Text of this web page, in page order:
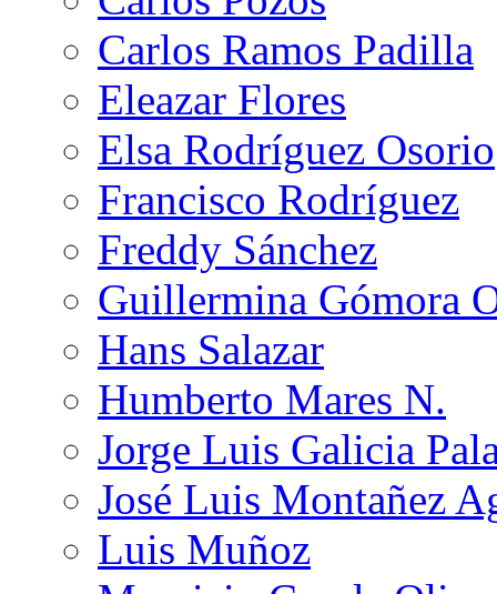
Carlos Ramos Padilla
Eleazar Flores
Elsa Rodríguez Osorio
Francisco Rodríguez
Freddy Sánchez
Guillermina Gómora
Hans Salazar
Humberto Mares N.
Jorge Luis Galicia
José Luis Montañez
Luis Muñoz